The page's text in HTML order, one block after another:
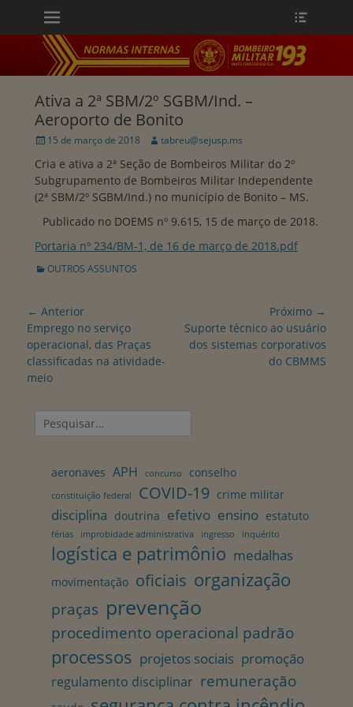
Menu principal
para
conteúdo
Ativa a 2ª SBM/2º SGBM/Ind. –
Aeroporto de Bonito
Publicado
15 de março de 2018 Autor:
tabreu@sejusp.ms
Cria e ativa a 2ª Seção de Bombeiros Militar do 2º
Subgrupamento de Bombeiros Militar Independente
(2ª SBM/2º SGBM/Ind.) no município de Bonito – MS.
Publicado no DOEMS nº 9.615, 15 de março de 2018.
Portaria nº 234/BM-1, de 16 de março de 2018.pdf
Categorias:
OUTROS ASSUNTOS
Navegação
de
Post
← Anterior
Postagem
anterior:
Emprego no serviço
operacional, das Praças
classificadas na atividade-
meio
Próximo →
Próxima
postagem:
Suporte técnico ao usuário
dos sistemas corporativos
do CBMMS
Pesquisar
por:
aeronaves APH concurso conselho
constituição federal COVID-19 crime militar
disciplina doutrina efetivo ensino estatuto
férias improbidade administrativa ingresso inquérito
logística e patrimônio medalhas
movimentação oficiais organização
praças prevenção
procedimento operacional padrão
processos projetos sociais promoção
regulamento disciplinar remuneração